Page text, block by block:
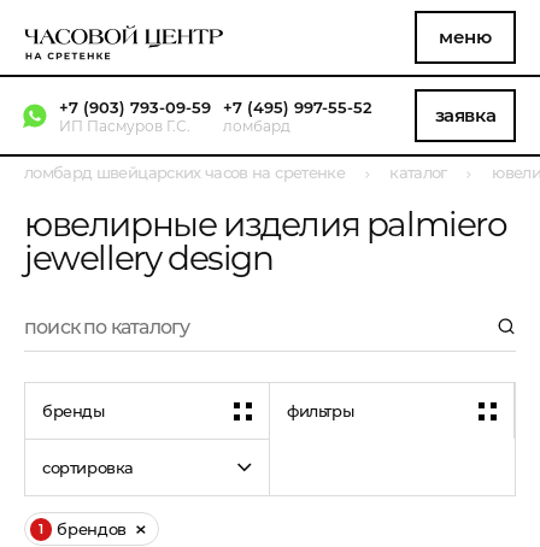
меню
+7 (903) 793-09-59
ИП Пасмуров Г.С.
+7 (495) 997-55-52
ломбард заявка
ломбард швейцарских часов на сретенке каталог
ювелирные изделия palmiero
jewellery design
бренды фильтры
сортировка
1 брендов